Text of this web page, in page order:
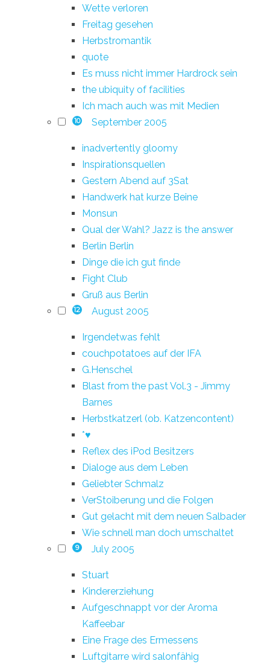
Wette verloren
Freitag gesehen
Herbstromantik
quote
Es muss nicht immer Hardrock sein
the ubiquity of facilities
Ich mach auch was mit Medien
10 September 2005
inadvertently gloomy
Inspirationsquellen
Gestern Abend auf 3Sat
Handwerk hat kurze Beine
Monsun
Qual der Wahl? Jazz is the answer
Berlin Berlin
Dinge die ich gut finde
Fight Club
Gruß aus Berlin
12 August 2005
Irgendetwas fehlt
couchpotatoes auf der IFA
G.Henschel
Blast from the past Vol.3 - Jimmy
Barnes
Herbstkatzerl (ob. Katzencontent)
*♥
Reflex des iPod Besitzers
Dialoge aus dem Leben
Geliebter Schmalz
VerStoiberung und die Folgen
Gut gelacht mit dem neuen Salbader
Wie schnell man doch umschaltet
9 July 2005
Stuart
Kindererziehung
Aufgeschnappt vor der Aroma
Kaffeebar
Eine Frage des Ermessens
Luftgitarre wird salonfähig